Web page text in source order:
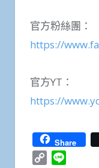
官方粉絲團：
https://
官方YT：
https://
Share
Copy